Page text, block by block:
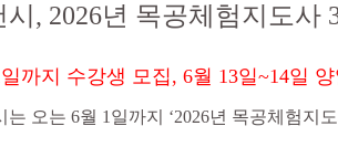
시, 2026년 목공체험지도사
까지 수강생 모집, 6월 13일~14일
는 오는 6월 1일까지 ‘2026년 목공체험지